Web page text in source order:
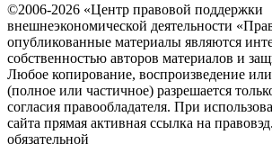
©2006-2026 «Центр правовой поддержки
внешнеэкономической деятельности
опубликованные материалы являются
собственностью авторов материалов и
Любое копирование, воспроизведение
(полное или частичное) разрешается
согласия правообладателя. При
сайта прямая активная ссылка на
обязательной